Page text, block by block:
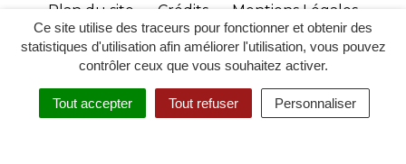
Ce site utilise des traceurs pour fonctionner et obtenir des
statistiques d'utilisation afin améliorer l'utilisation, vous pouvez
contrôler ceux que vous souhaitez activer.
Tout accepter Tout refuser Personnaliser
RECHERCHER
ACCESSIBILITÉ
Plan du site
Crédits
Mentions Légales
Site
réalisé
par
Inovagora